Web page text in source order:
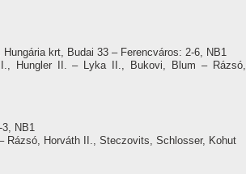
Hungária krt, Budai 33 – Ferencváros: 2-6, NB1
I., Hungler II. – Lyka II., Bukovi, Blum – Rázsó,
3, NB1
Rázsó, Horváth II., Steczovits, Schlosser, Kohut